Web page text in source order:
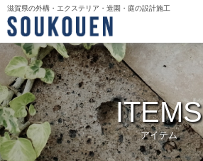
滋賀県の外構・エクステリア・造園・庭の設計施工
ITEMS
アイテム